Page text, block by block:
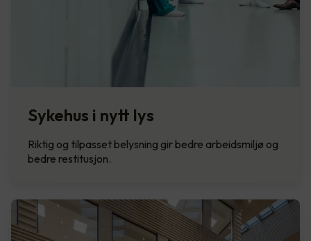
Sykehus i nytt lys
Riktig og tilpasset belysning gir bedre arbeidsmiljø og
bedre restitusjon.